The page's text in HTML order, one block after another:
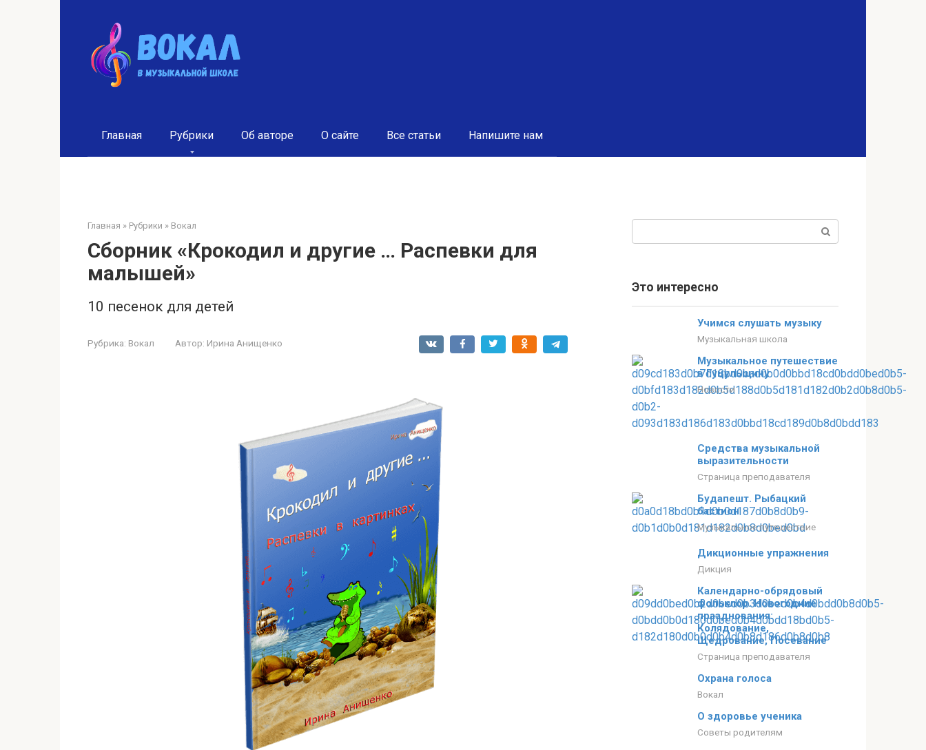
Главная Рубрики Об авторе О сайте Все статьи Напишите нам
Главная » Рубрики » Вокал
Сборник «Крокодил и другие … Распевки для
малышей»
10 песенок для детей
Рубрика: Вокал Автор: Ирина Анищенко
Это интересно
Учимся слушать музыку
Музыкальная школа
Музыкальное путешествие
в Гуцульщину
Новости
Средства музыкальной
выразительности
Страница преподавателя
Будапешт. Рыбацкий
бастион
Музыкальное путешествие
Дикционные упражнения
Дикция
Календарно-обрядовый
фольклор. Новогодние
празднования:
Колядование,
Щедрование, Посевание
Страница преподавателя
Охрана голоса
Вокал
О здоровье ученика
Советы родителям